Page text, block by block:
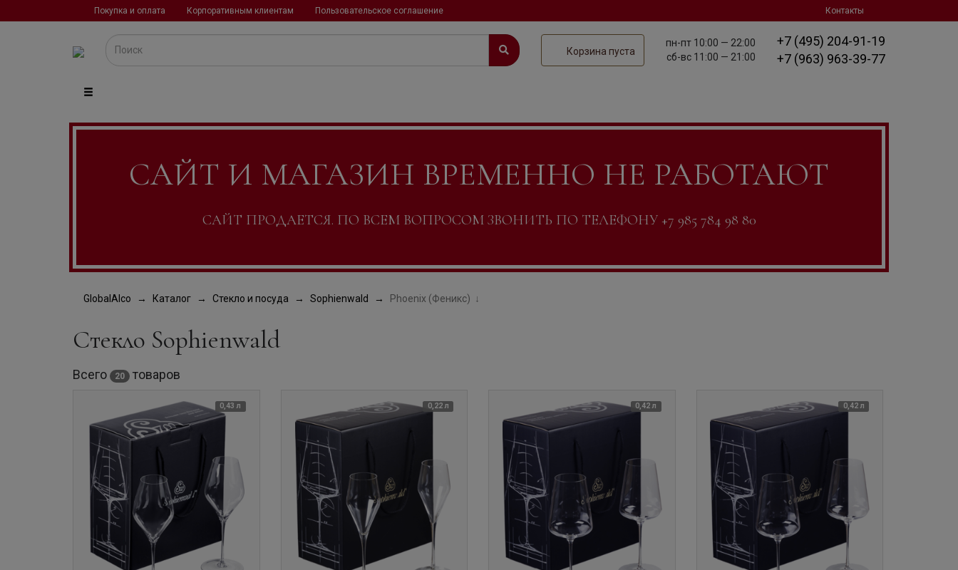
Покупка и оплата Корпоративным клиентам Пользовательское соглашение Контакты
Корзина пуста
пн-пт 10:00 — 22:00
сб-вс 11:00 — 21:00
+7 (495) 204-91-19
+7 (963) 963-39-77
САЙТ И МАГАЗИН ВРЕМЕННО НЕ РАБОТАЮТ
САЙТ ПРОДАЕТСЯ. ПО ВСЕМ ВОПРОСОМ ЗВОНИТЬ ПО ТЕЛЕФОНУ +7 985 784 98 80
GlobalAlco Каталог Стекло и посуда Sophienwald Phoenix (Феникс)
Стекло Sophienwald
Всего 20 товаров
0,43 л 0,22 л 0,42 л 0,42 л